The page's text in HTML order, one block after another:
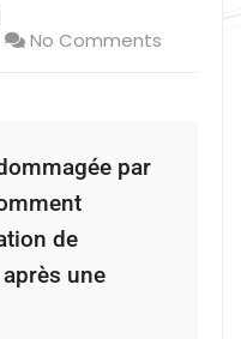
No Comments
par
de
une